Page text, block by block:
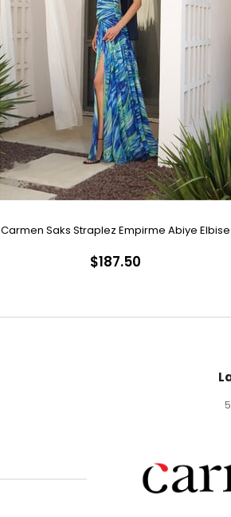
Carmen Saks Straplez Empirme Abiye Elbise
$187.50